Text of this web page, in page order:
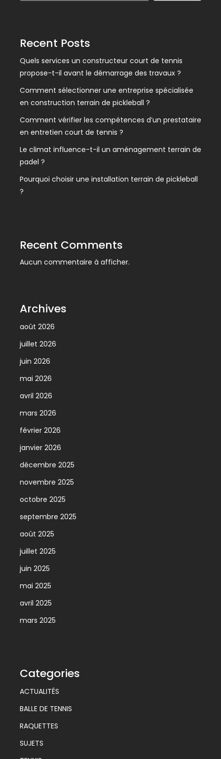
Recent Posts
Quels services un constructeur court de tennis
propose-t-il avant le démarrage des travaux ?
Comment sélectionner une entreprise spécialisée
en construction terrain de pickleball ?
Comment vérifier les compétences d’un prestataire
en entretien court de tennis ?
Le climat influence-t-il un aménagement terrain de
padel ?
Pourquoi choisir une installation terrain de pickleball
?
Recent Comments
Aucun commentaire à afficher.
Archives
août 2026
juillet 2026
juin 2026
mai 2026
avril 2026
mars 2026
février 2026
janvier 2026
décembre 2025
novembre 2025
octobre 2025
septembre 2025
août 2025
juillet 2025
juin 2025
mai 2025
avril 2025
mars 2025
Categories
ACTUALITÉS
BALLE DE TENNIS
RAQUETTES
SUJETS